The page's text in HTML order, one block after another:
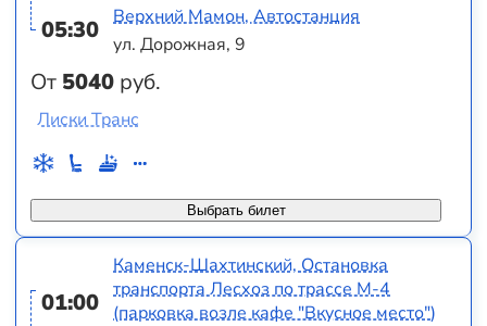
05:30
От 5040 руб.
Верхний Мамон, Автостанция
ул. Дорожная, 9
Выбрать билет
Лиски Транс
01:00
Каменск-Шахтинский, Остановка
транспорта Лесхоз по трассе М-4
(парковка возле кафе "Вкусное место")